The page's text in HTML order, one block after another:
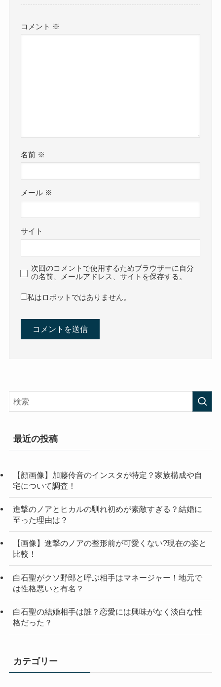
コメント ※
名前 ※
メール ※
サイト
次回のコメントで使用するためブラウザーに自分
の名前、メールアドレス、サイトを保存する。
私はロボットではありません。
最近の投稿
【顔画像】加藤伶音のインスタが特定？家族構成や自
宅について調査！
進撃のノアとヒカルの馴れ初めが素敵すぎる？結婚に
至った理由は？
【画像】進撃のノアの整形前が可愛くない?現在の姿と
比較！
白石聖がクソ野郎と呼ぶ相手はマネージャー！地元で
は性格悪いと有名？
白石聖の結婚相手は誰？恋愛には興味がなく淡白な性
格だった？
カテゴリー